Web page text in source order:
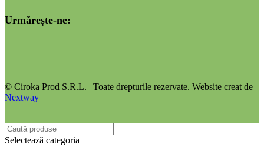
Urmărește-ne:
© Ciroka Prod S.R.L. | Toate drepturile rezervate. Website creat de
Nextway
Selectează categoria